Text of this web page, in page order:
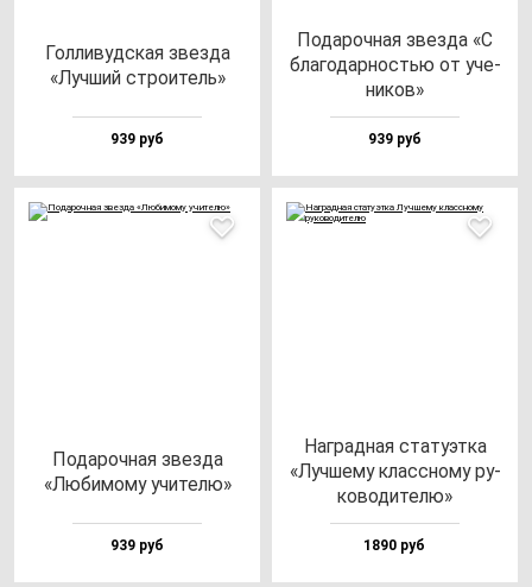
Гол­ли­вуд­ская звез­да
«Луч­ший стро­итель»
939 руб
Пода­роч­ная звез­да «С
бла­го­дар­ностью от уче­
ни­ков»
939 руб
Пода­роч­ная звез­да
«Люби­мо­му учи­те­лю»
939 руб
Наг­рад­ная ста­ту­эт­ка
«Луч­ше­му клас­сно­му ру­
ко­во­ди­те­лю»
1890 руб